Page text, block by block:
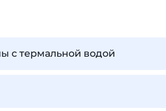
с термальной водой